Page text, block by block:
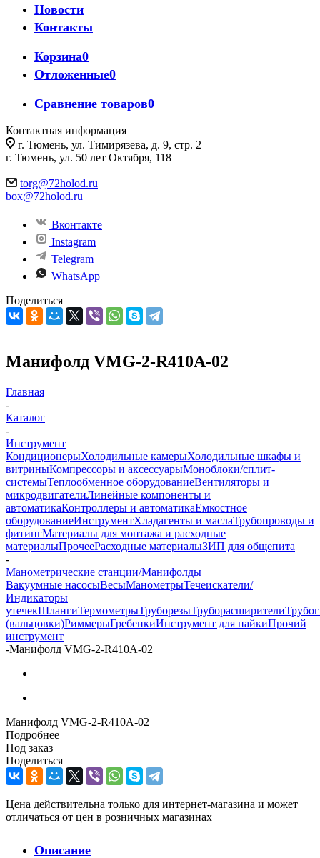
Новости
Контакты
Корзина0
Отложенные0
Сравнение товаров0
Контактная информация
г. Тюмень, ул. Тимирязева, д. 9, стр. 2
г. Тюмень, ул. 50 лет Октября, 118
torg@72holod.ru
box@72holod.ru
Вконтакте
Instagram
Telegram
WhatsApp
Поделиться
Манифолд VMG-2-R410A-02
Главная
-
Каталог
-
Инструмент
КондиционерыХолодильные камерыХолодильные шкафы и
витриныКомпрессоры и аксессуарыМоноблоки/сплит-
системыТеплообменное оборудованиеВентиляторы и
микродвигателиЛинейные компоненты и
автоматикаКонтроллеры и автоматикаЕмкостное
оборудованиеИнструментХладагенты и маслаТрубопроводы и
фитингМатериалы для монтажа и расходные
материалыПрочееРасходные материалыЗИП для общепита
-
Манометрические станции/Манифолды
Вакуумные насосыВесыМанометрыТечеискатели/
Индикаторы
утечекШлангиТермометрыТруборезыТруборасширители
(вальцовки)РиммерыГребенкиИнструмент для пайкиПрочий
инструмент
-Манифолд VMG-2-R410A-02
Манифолд VMG-2-R410A-02
Подробнее
Под заказ
Поделиться
Цена действительна только для интернет-магазина и может
отличаться от цен в розничных магазинах
Описание